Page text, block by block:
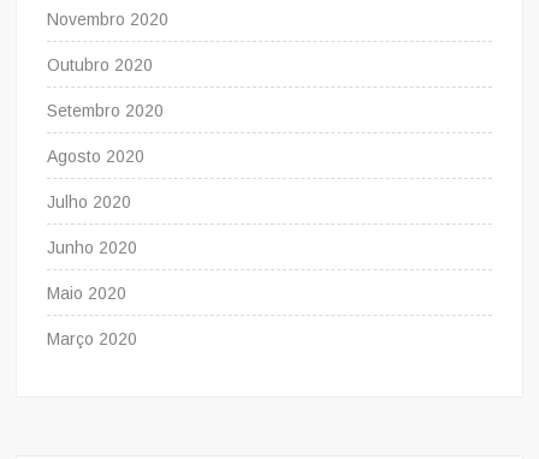
Novembro 2020
Outubro 2020
Setembro 2020
Agosto 2020
Julho 2020
Junho 2020
Maio 2020
Março 2020